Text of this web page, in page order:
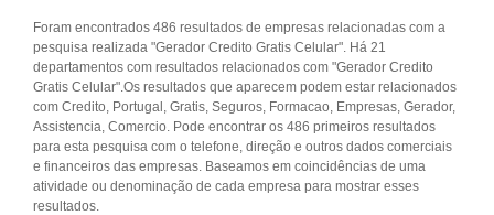
Foram encontrados 486 resultados de empresas relacionadas com a
pesquisa realizada "Gerador Credito Gratis Celular". Há 21
departamentos com resultados relacionados com "Gerador Credito
Gratis Celular".Os resultados que aparecem podem estar relacionados
com Credito, Portugal, Gratis, Seguros, Formacao, Empresas, Gerador,
Assistencia, Comercio. Pode encontrar os 486 primeiros resultados
para esta pesquisa com o telefone, direção e outros dados comerciais
e financeiros das empresas. Baseamos em coincidências de uma
atividade ou denominação de cada empresa para mostrar esses
resultados.